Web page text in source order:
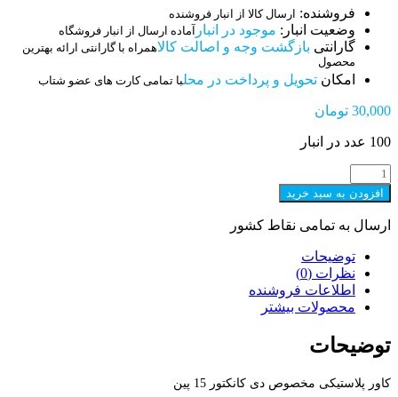
فروشنده: ارسال کالا از انبار فروشنده
وضعیت انبار: موجود در انبار آماده ارسال از انبار فروشگاه
گارانتی بازگشت وجه و اصالت کالاهمراه با گارانتی ارائه بهترین
محصول
امکان تحویل و پرداخت در محلبا تمامی کارت های عضو شتاب
30,000 تومان
100 عدد در انبار
D.SUB
HOOD
15افزودن به سبد خرید
ارسال به تمامی نقاط کشور
توضیحات
نظرات (0)
اطلاعات فروشنده
محصولات بیشتر
توضیحات
کاور پلاستیکی مخصوص دی کانکتور 15 پین